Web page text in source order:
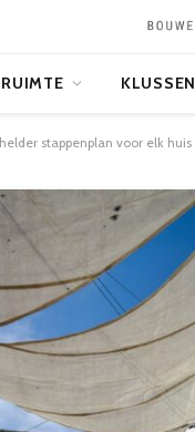
RUIMTE KLUSSEN
stappenplan voor elk huis